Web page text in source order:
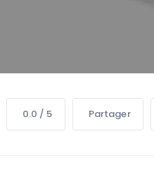
0.0 / 5 Partager